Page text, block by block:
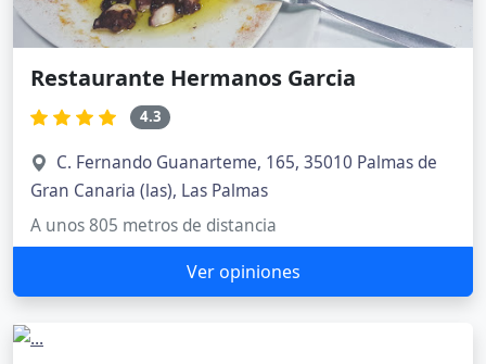
Restaurante Hermanos Garcia
4.3
C. Fernando Guanarteme, 165, 35010 Palmas de
Gran Canaria (las), Las Palmas
A unos 805 metros de distancia
Ver opiniones